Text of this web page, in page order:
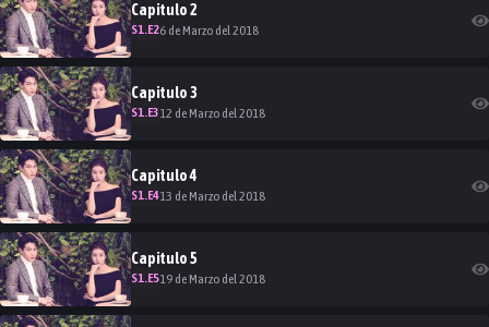
Capitulo2
S1.E26 de Marzo del 2018
Capitulo3
S1.E312 de Marzo del 2018
Capitulo4
S1.E413 de Marzo del 2018
Capitulo5
S1.E519 de Marzo del 2018